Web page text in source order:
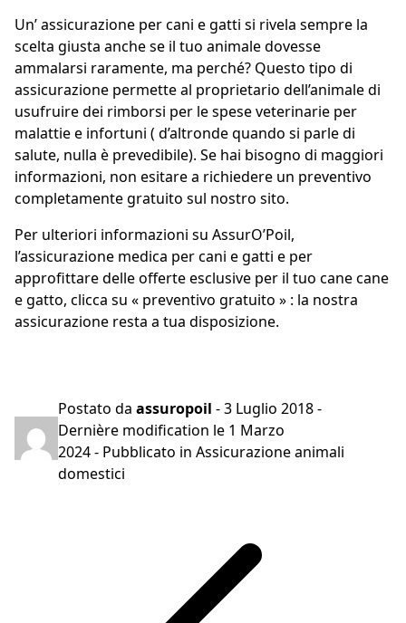
Un’assicurazione per cani e gatti si rivela sempre la
scelta giusta anche se il tuo animale dovesse
ammalarsi raramente, ma perché? Questo tipo di
assicurazione permette al proprietario dell’animale di
usufruire dei rimborsi per le spese veterinarie per
malattie e infortuni ( d’altronde quando si parle di
salute, nulla è prevedibile). Se hai bisogno di maggiori
informazioni, non esitare a richiedere un preventivo
completamente gratuito sul nostro sito.
Per ulteriori informazioni su AssurO’Poil,
l’assicurazione medica per cani e gatti e per
approfittare delle offerte esclusive per il tuo cane cane
e gatto, clicca su « preventivo gratuito » : la nostra
assicurazione resta a tua disposizione.
Postato da assuropoil -3 Luglio 2018-
Dernière modification le 1 Marzo
2024- Pubblicato in Assicurazione animali
domestici